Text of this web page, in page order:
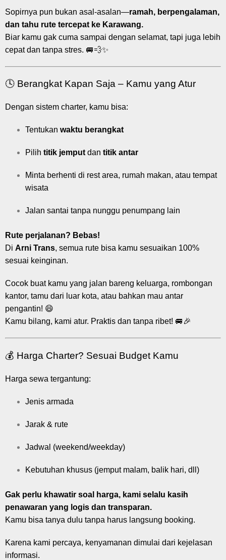
Sopirnya pun bukan asal-asalan—ramah, berpengalaman,
dan tahu rute tercepat ke Karawang.
Biar kamu gak cuma sampai dengan selamat, tapi juga lebih
cepat dan tanpa stres. 🚐💨✨
🕓 Berangkat Kapan Saja – Kamu yang Atur
Dengan sistem charter, kamu bisa:
Tentukan waktu berangkat
Pilih titik jemput dan titik antar
Minta berhenti di rest area, rumah makan, atau tempat
wisata
Jalan santai tanpa nunggu penumpang lain
Rute perjalanan? Bebas!
Di Arni Trans, semua rute bisa kamu sesuaikan 100%
sesuai keinginan.
Cocok buat kamu yang jalan bareng keluarga, rombongan
kantor, tamu dari luar kota, atau bahkan mau antar
pengantin! 😄
Kamu bilang, kami atur. Praktis dan tanpa ribet! 🚐🎉
💰 Harga Charter? Sesuai Budget Kamu
Harga sewa tergantung:
Jenis armada
Jarak & rute
Jadwal (weekend/weekday)
Kebutuhan khusus (jemput malam, balik hari, dll)
Gak perlu khawatir soal harga, kami selalu kasih
penawaran yang logis dan transparan.
Kamu bisa tanya dulu tanpa harus langsung booking.
Karena kami percaya, kenyamanan dimulai dari kejelasan
informasi.